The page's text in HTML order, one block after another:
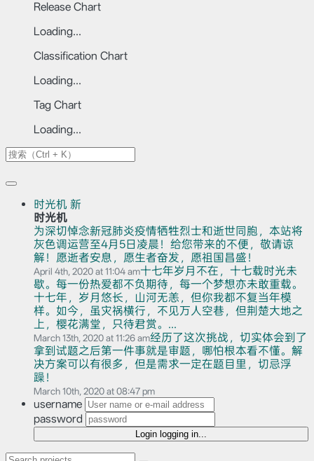
Release Chart
Loading...
Classification Chart
Loading...
Tag Chart
Loading...
时光机 新
时光机
为深切悼念新冠肺炎疫情牺牲烈士和逝世同胞，本站将
灰色调运营至4月5日凌晨！给您带来的不便，敬请谅
解！愿逝者安息，愿生者奋发，愿祖国昌盛！
April 4th, 2020 at 11:04 am十七年岁月不在，十七载时光未
歇。每一份热爱都不负期待，每一个梦想亦未敢重载。
十七年，岁月悠长，山河无恙，但你我都不复当年模
样。如今，虽灾祸横行，不见万人空巷，但荆楚大地之
上，樱花满堂，只待君赏。...
March 13th, 2020 at 11:26 am经历了这次挑战，切实体会到了
拿到试题之后第一件事就是审题，哪怕根本看不懂。解
决方案可以有很多，但是需求一定在题目里，切忌浮
躁！
March 10th, 2020 at 08:47 pm
username
password
Login logging in...